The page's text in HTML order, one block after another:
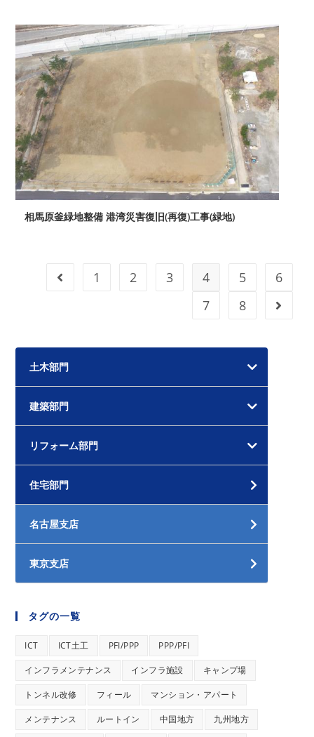
相馬原釜緑地整備 港湾災害復旧(再復)工事(緑地)
前のページヘ
1 2 3 4 5
6
7
8 次のペ
土木部門
建築部門
リフォーム部門
住宅部門
名古屋支店
東京支店
タグの一覧
ICT ICT土工 PFI/PPP PPP/PFI
インフラメンテナンス インフラ施設 キャンプ場
トンネル改修 フィール マンション・アパート
メンテナンス ルートイン 中国地方 九州地方